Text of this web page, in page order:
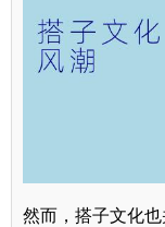
然而，搭子文化